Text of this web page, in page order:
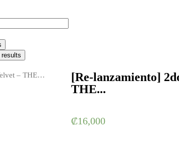
– THE…
[Re-lanzamiento]
THE...
₡16,000